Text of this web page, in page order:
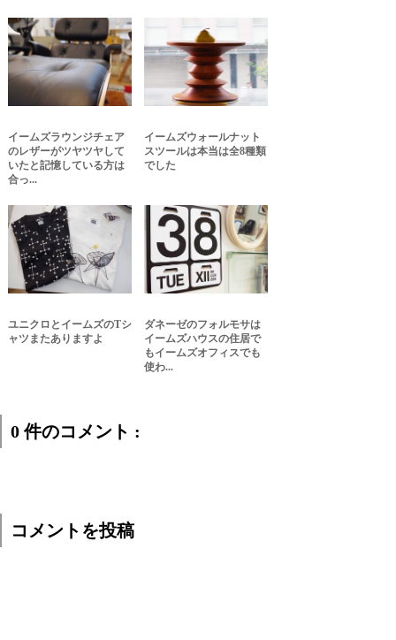
イームズラウンジチェア
のレザーがツヤツヤして
いたと記憶している方は
合っ...
イームズウォールナット
スツールは本当は全8種類
でした
ユニクロとイームズのTシ
ャツまたありますよ
ダネーゼのフォルモサは
イームズハウスの住居で
もイームズオフィスでも
使わ...
0 件のコメント :
コメントを投稿